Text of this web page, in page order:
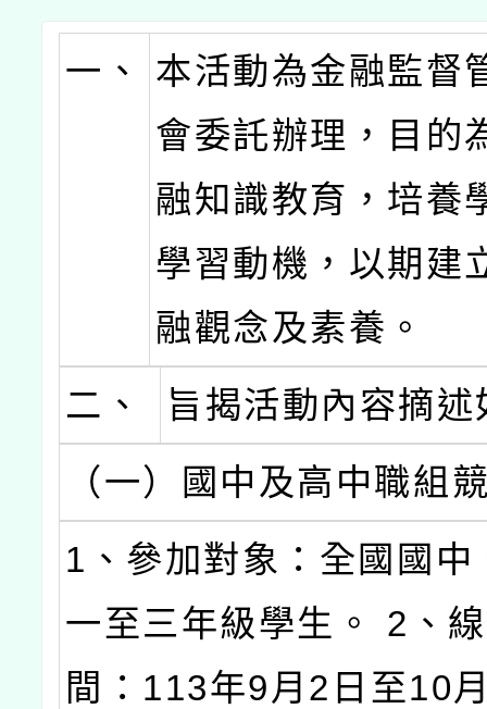
一、
本活動為金融監督
會委託辦理，目的
融知識教育，培養
學習動機，以期建
融觀念及素養。
二、
旨揭活動內容摘述
（一）國中及高中職組
1、參加對象：全國國中
一至三年級學生。 2、
間：113年9月2日至10